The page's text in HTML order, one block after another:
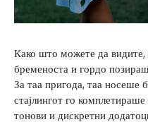
Како што можете да видите,
бременоста и гордо
За таа пригода, таа носеше
стајлингот го
тонови и дискретни